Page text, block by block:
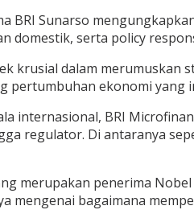
BRI Sunarso
domestik, serta policy
krusial dalam
pertumbuhan ekonomi yang
internasional, BRI
regulator. Di antaranya
merupakan penerima
mengenai bagaimana